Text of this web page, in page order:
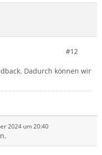
#12
Dadurch können wir
2024 um 20:40